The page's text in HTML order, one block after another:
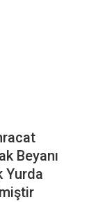
Beyanı
Yurda